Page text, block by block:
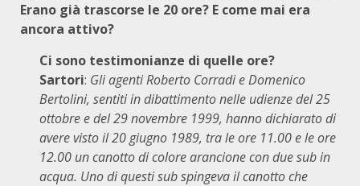
Erano già trascorse le 20 ore? E come mai era
ancora attivo?
Ci sono testimonianze di quelle ore?
Sartori: Gli agenti Roberto Corradi e Domenico
Bertolini, sentiti in dibattimento nelle udienze del 25
ottobre e del 29 novembre 1999, hanno dichiarato di
avere visto il 20 giugno 1989, tra le ore 11.00 e le ore
12.00 un canotto di colore arancione con due sub in
acqua. Uno di questi sub spingeva il canotto che